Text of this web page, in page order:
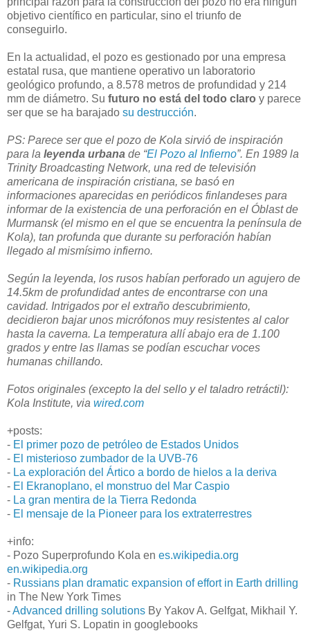
objetivo científico en particular, sino el triunfo de
conseguirlo.
En la actualidad, el pozo es gestionado por una empresa
estatal rusa, que mantiene operativo un laboratorio
geológico profundo, a 8.578 metros de profundidad y 214
mm de diámetro. Su futuro no está del todo claro y parece
ser que se ha barajado su destrucción.
PS: Parece ser que el pozo de Kola sirvió de inspiración
para la leyenda urbana de “El Pozo al Infierno”. En 1989 la
Trinity Broadcasting Network, una red de televisión
americana de inspiración cristiana, se basó en
informaciones aparecidas en periódicos finlandeses para
informar de la existencia de una perforación en el Óblast de
Murmansk (el mismo en el que se encuentra la península de
Kola), tan profunda que durante su perforación habían
llegado al mismísimo infierno.
Según la leyenda, los rusos habían perforado un agujero de
14.5km de profundidad antes de encontrarse con una
cavidad. Intrigados por el extraño descubrimiento,
decidieron bajar unos micrófonos muy resistentes al calor
hasta la caverna. La temperatura allí abajo era de 1.100
grados y entre las llamas se podían escuchar voces
humanas chillando.
Fotos originales (excepto la del sello y el taladro retráctil):
Kola Institute, via wired.com
+posts:
- El primer pozo de petróleo de Estados Unidos
- El misterioso zumbador de la UVB-76
- La exploración del Ártico a bordo de hielos a la deriva
- El Ekranoplano, el monstruo del Mar Caspio
- La gran mentira de la Tierra Redonda
- El mensaje de la Pioneer para los extraterrestres
+info:
- Pozo Superprofundo Kola en es.wikipedia.org
en.wikipedia.org
- Russians plan dramatic expansion of effort in Earth drilling
in The New York Times
-Advanced drilling solutions By Yakov A. Gelfgat, Mikhail Y.
Gelfgat, Yuri S. Lopatin in googlebooks